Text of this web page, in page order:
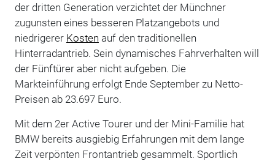
der dritten Generation verzichtet der Münchner
zugunsten eines besseren Platzangebots und
niedrigerer Kosten auf den traditionellen
Hinterradantrieb. Sein dynamisches Fahrverhalten will
der Fünftürer aber nicht aufgeben. Die
Markteinführung erfolgt Ende September zu Netto-
Preisen ab 23.697 Euro.
Mit dem 2er Active Tourer und der Mini-Familie hat
BMW bereits ausgiebig Erfahrungen mit dem lange
Zeit verpönten Frontantrieb gesammelt. Sportlich